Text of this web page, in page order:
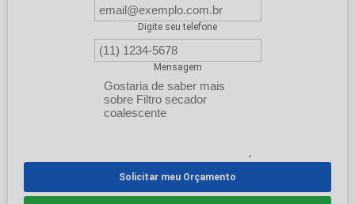
Digite seu telefone
Mensagem
Solicitar meu Orçamento